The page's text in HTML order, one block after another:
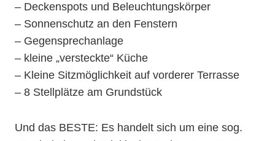
– Deckenspots und Beleuchtungskörper
– Sonnenschutz an den Fenstern
– Gegensprechanlage
– kleine „versteckte“ Küche
– Kleine Sitzmöglichkeit auf vorderer Terrasse
– 8 Stellplätze am Grundstück
Und das BESTE: Es handelt sich um eine sog.